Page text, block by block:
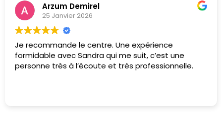
Arzum Demirel
25 Janvier 2026
Je recommande le centre. Une expérience
formidable avec Sandra qui me suit, c’est une
personne très à l’écoute et très professionnelle.